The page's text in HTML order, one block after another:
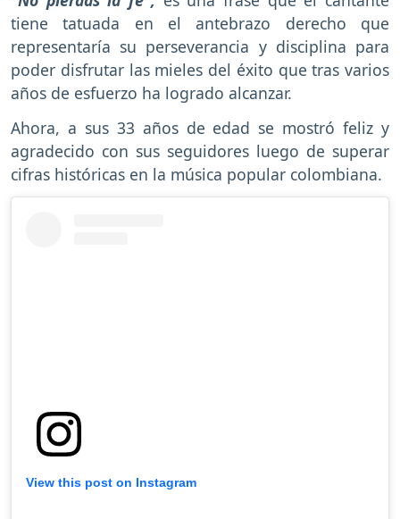
tiene tatuada en el antebrazo derecho que
representaría su perseverancia y disciplina para
poder disfrutar las mieles del éxito que tras varios
años de esfuerzo ha logrado alcanzar.
Ahora, a sus 33 años de edad se mostró feliz y
agradecido con sus seguidores luego de superar
cifras históricas en la música popular colombiana.
View this post on Instagram